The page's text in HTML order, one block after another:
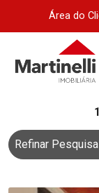
Área do
Refinar Pesquisa